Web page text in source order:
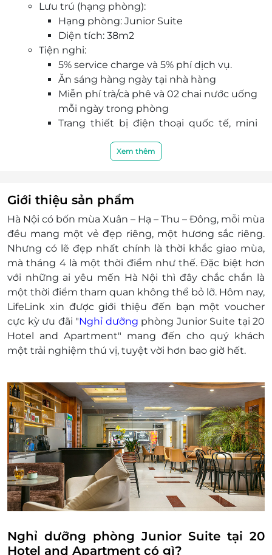
ngoài trời,...
Đội ngũ nhân viên chu đáo, nhiệt tình, hứa hẹn
mang đến trải nghiệm hài lòng nhất với mọi quý
khách hàng
Lưu trú (hạng phòng):
Hạng phòng: Junior Suite
Diện tích: 38m2
Tiện nghi:
5% service charge và 5% phí dịch vụ.
Ăn sáng hàng ngày tại nhà hàng
Miễn phí trà/cà phê và 02 chai nước uống
mỗi ngày trong phòng
Trang thiết bị điện thoại quốc tế, mini
Truy cập Internet miễn phí trong khách
Dịch vụ phòng 24/7
Dịch vụ không bao gồm:
Chi phí cá nhân như giặt ủi, điện thoại, ăn
uống,...
Chi phí không được nêu trong chương trình
Chi phí di chuyển tới Khách sạn
Giá phòng trẻ em
Trẻ em dưới 6 tuổi, ngủ chung giường với bố
mẹ: miễn phí tiền phòng và ăn sáng (Tối đa 1
trẻ/phòng)
Trẻ em từ 6-11 tuổi, ngủ chung giường với bố
mẹ: tính 100.000 VNĐ phí ăn sáng (Tối đa 1
Trẻ từ 12 tuổi trở lên, tính như người lớn.
Miễn phí khi khách yêu cầu đặt nôi cho trẻ
em (vui lòng đặt trước và dựa theo tình
trạng sẵn có)
Phụ thu
Giường phụ: Kê giường phụ extrabed:
300.000 vnđ
Lễ tết:
Giá trên không bao gồm ngày Lễ, Tết
Lịch)
Liên hệ trực tiếp với Sale để check giá
Xem thêm
Giới thiệu sản phẩm
Hà Nội có bốn mùa Xuân – Hạ – Thu – Đông, mỗi mùa
đều mang một vẻ đẹp riêng, một hương sắc riêng.
Nhưng có lẽ đẹp nhất chính là thời khắc giao mùa,
mà tháng 4 là một thời điểm như thế. Đặc biệt hơn
với những ai yêu mến Hà Nội thì đây chắc chắn là
một thời điểm tham quan không thể bỏ lỡ. Hôm nay,
LifeLink xin được giới thiệu đến bạn một voucher
cực kỳ ưu đãi "Nghỉ dưỡng phòng Junior Suite tại 20
Hotel and Apartment" mang đến cho quý khách
một trải nghiệm thú vị, tuyệt vời hơn bao giờ hết.
Nghỉ dưỡng phòng Junior Suite tại 20
Hotel and Apartment có gì?